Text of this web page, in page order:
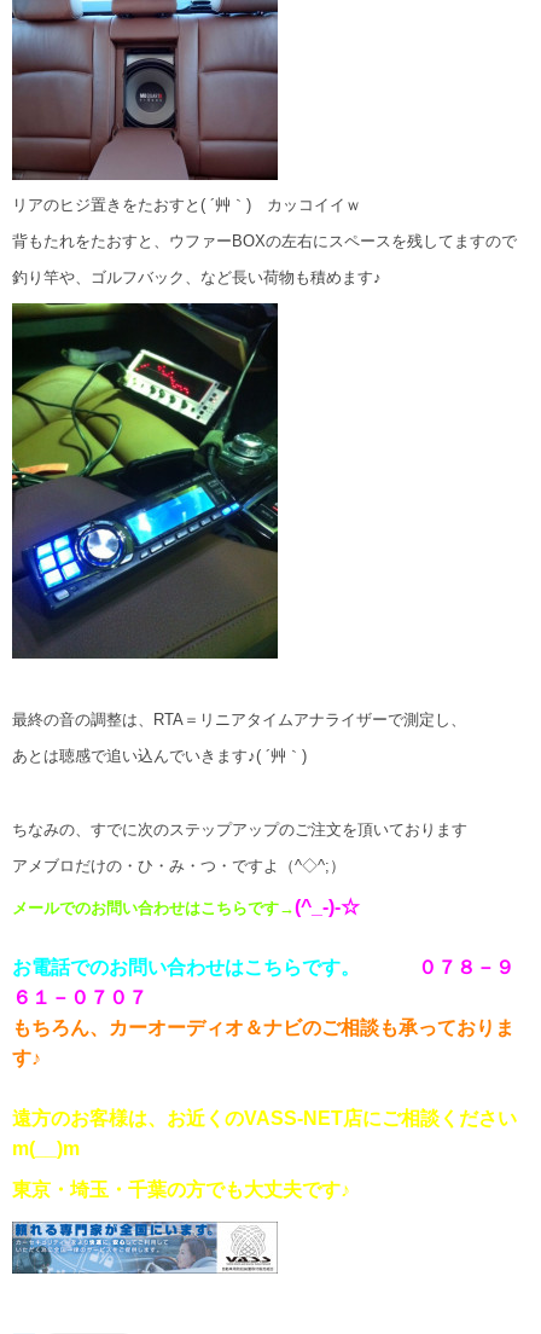
リアのヒジ置きをたおすと( ´艸｀) カッコイイｗ
背もたれをたおすと、ウファーBOXの左右にスペースを残してますので
釣り竿や、ゴルフバック、など長い荷物も積めます♪
最終の音の調整は、RTA＝リニアタイムアナライザーで測定し、
あとは聴感で追い込んでいきます♪( ´艸｀)
ちなみの、すでに次のステップアップのご注文を頂いております
アメブロだけの・ひ・み・つ・ですよ（^◇^;）
メールでのお問い合わせはこちらです→(^_-)-☆
お電話でのお問い合わせはこちらです。
０７８－９
６１－０７０７
もちろん、カーオーディオ＆ナビのご相談も承っておりま
す♪
遠方のお客様は、お近くのVASS-NET店にご相談ください
m(__)m
東京・埼玉・千葉の方でも大丈夫です♪